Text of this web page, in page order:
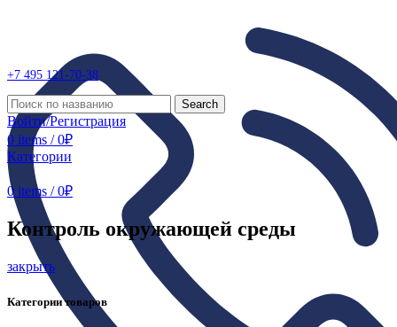
+7 495 121-70-38
Search
Войти/Регистрация
0 items / 0₽
Категории
0 items / 0₽
Контроль окружающей среды
закрыть
Категории товаров